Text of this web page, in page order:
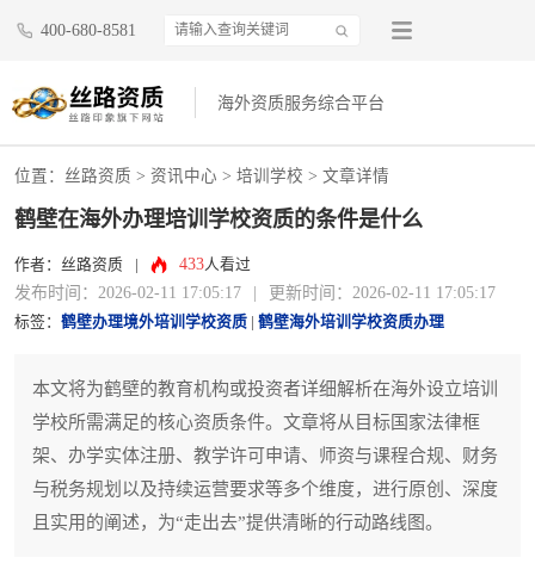
400-680-8581
海外资质服务综合平台
位置： 丝路资质 > 资讯中心 > 培训学校 > 文章详情
鹤壁在海外办理培训学校资质的条件是什么
作者：丝路资质 433人看过
发布时间：2026-02-11 17:05:17 更新时间：2026-02-11 17:05:17
标签： 鹤壁办理境外培训学校资质 鹤壁海外培训学校资质办理
本文将为鹤壁的教育机构或投资者详细解析在海外设立培训
学校所需满足的核心资质条件。文章将从目标国家法律框
架、办学实体注册、教学许可申请、师资与课程合规、财务
与税务规划以及持续运营要求等多个维度，进行原创、深度
且实用的阐述，为“走出去”提供清晰的行动路线图。